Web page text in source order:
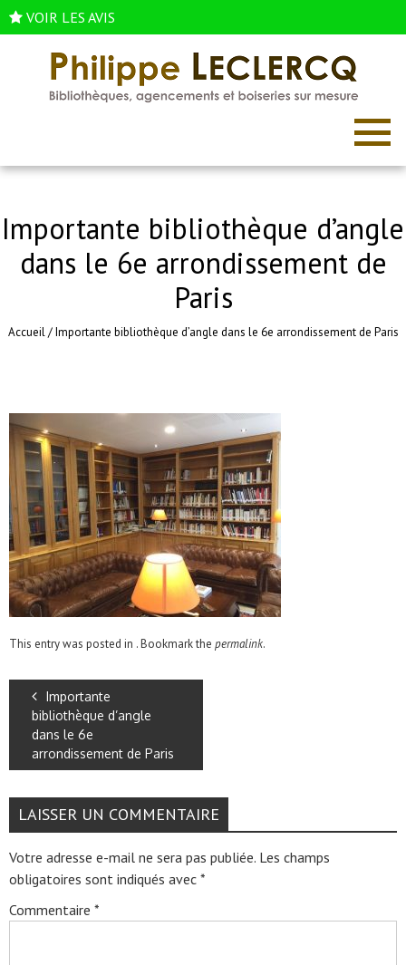
VOIR LES AVIS
Importante bibliothèque d’angle
dans le 6e arrondissement de
Paris
Accueil/Importante bibliothèque d’angle dans le 6e arrondissement de Paris
This entry was posted in . Bookmark the permalink.
Importante
bibliothèque d’angle
dans le 6e
arrondissement de Paris
LAISSER UN COMMENTAIRE
Votre adresse e-mail ne sera pas publiée. Les champs
obligatoires sont indiqués avec *
Commentaire *